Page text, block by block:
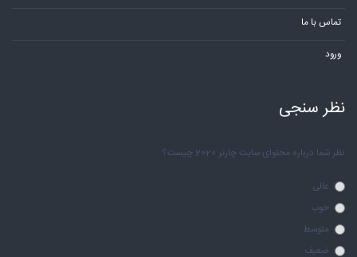
تماس با ما
ورود
نظر سنجی
نظر شما درباره محتوای سایت چارتر 2020 چیست؟
عالی
خوب
متوسط
ضعیف